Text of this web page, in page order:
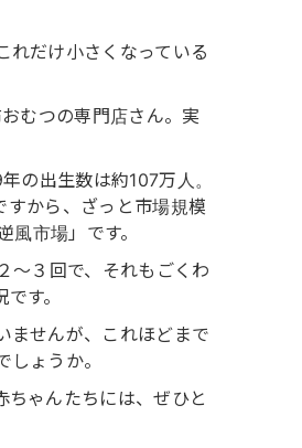
れだけ小さくなっている
むつの専門店さん。実
の出生数は約107万人。
から、ざっと市場規模
市場」です。
〜３回で、それもごくわ
す。
ませんが、これほどまで
ょうか。
ゃんたちには、ぜひと